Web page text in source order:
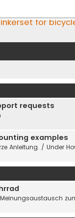
for
requests
examples
Anleitung. / Under